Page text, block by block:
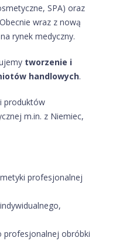
SPA) oraz
wraz z nową
rynek medyczny.
tworzenie i
handlowych.
produktów
m.in. z Niemiec,
profesjonalnej
profesjonalnej obróbki